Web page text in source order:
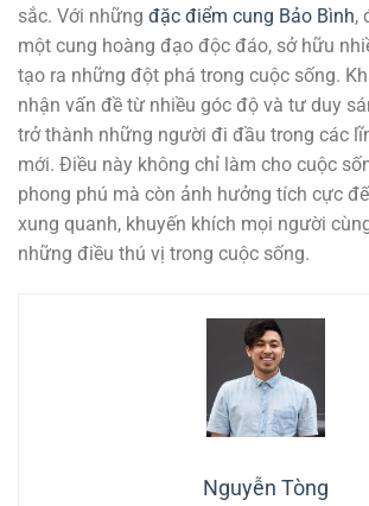
sắc. Với những đặc điểm cung Bảo Bình,
một cung hoàng đạo độc đáo, sở hữu
tạo ra những đột phá trong cuộc sống.
nhận vấn đề từ nhiều góc độ và tư duy
trở thành những người đi đầu trong các
mới. Điều này không chỉ làm cho cuộc
phong phú mà còn ảnh hưởng tích cực
xung quanh, khuyến khích mọi người
những điều thú vị trong cuộc sống.
Nguyễn Tòng